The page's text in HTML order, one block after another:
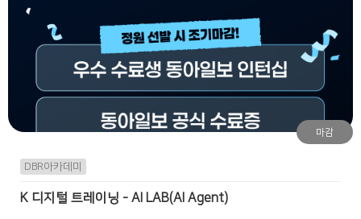
마감
DBR아카데미
K 디지털 트레이닝 - AI LAB(AI Agent)